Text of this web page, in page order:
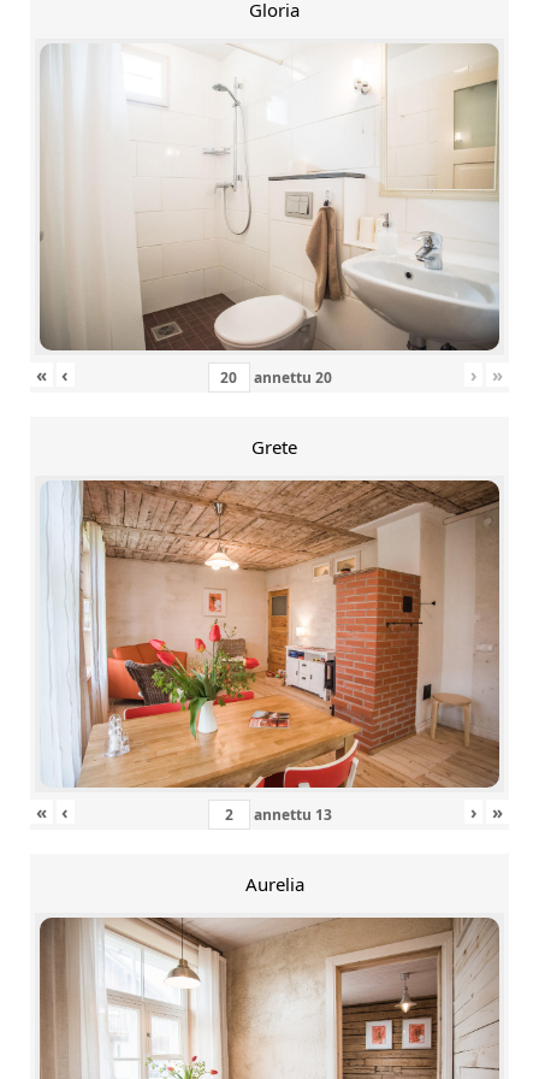
Gloria
« ‹ annettu 20 › »
Grete
« ‹ annettu 13 › »
Aurelia